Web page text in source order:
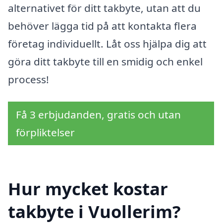
alternativet för ditt takbyte, utan att du
behöver lägga tid på att kontakta flera
företag individuellt. Låt oss hjälpa dig att
göra ditt takbyte till en smidig och enkel
process!
Få 3 erbjudanden, gratis och utan
förpliktelser
Hur mycket kostar
takbyte i Vuollerim?